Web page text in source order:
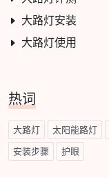
大路灯安装
大路灯使用
热词
大路灯 太阳能路灯
安装步骤 护眼